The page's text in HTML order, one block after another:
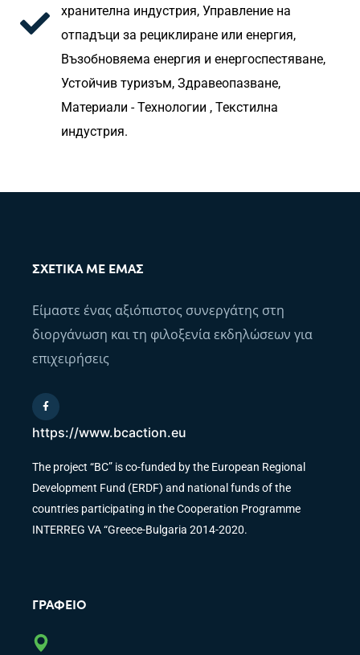
хранителна индустрия, Управление на
отпадъци за рециклиране или енергия,
Възобновяема енергия и енергоспестяване,
Устойчив туризъм, Здравеопазване,
Материали - Технологии , Текстилна
индустрия.
ΣΧΕΤΙΚΆ ΜΕ ΕΜΆΣ
Είμαστε ένας αξιόπιστος συνεργάτης στη
διοργάνωση και τη φιλοξενία εκδηλώσεων για
επιχειρήσεις
https://www.bcaction.eu
The project “BC” is co-funded by the European Regional
Development Fund (ERDF) and national funds of the
countries participating in the Cooperation Programme
INTERREG VA “Greece-Bulgaria 2014-2020.
ΓΡΑΦΕΊΟ